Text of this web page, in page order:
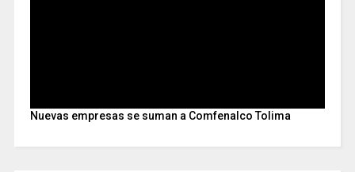
Nuevas empresas se suman a Comfenalco Tolima